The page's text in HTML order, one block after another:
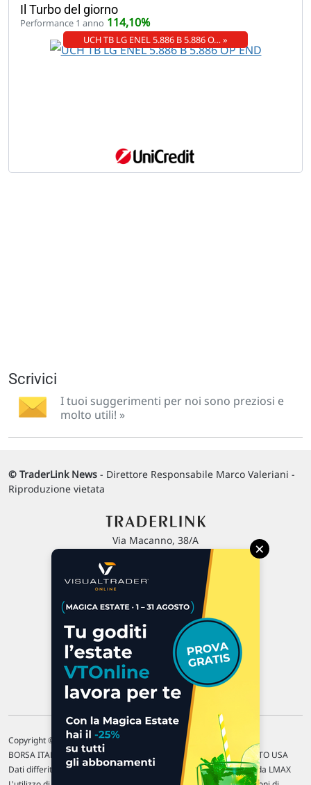
Il Turbo del giorno
Performance 1 anno 114,10%
UCH TB LG ENEL 5.886 B 5.886 O… »
Scrivici
I tuoi suggerimenti per noi sono preziosi e
molto utili! »
© TraderLink News - Direttore Responsabile Marco Valeriani -
Riproduzione vietata
Via Macanno, 38/A
P.IVA 02 452 460 401
Chi siamo
Commenti e segnalazioni
Contattaci
Copyright © 1996-2026 Traderlink Italia s.r.l.
BORSA ITALIANA Quotazioni di borsa differite di 15 min. / MERCATO USA
Dati differiti di 15 min. (fonte Intrinio) / FOREX Quotazioni fornite da LMAX
×